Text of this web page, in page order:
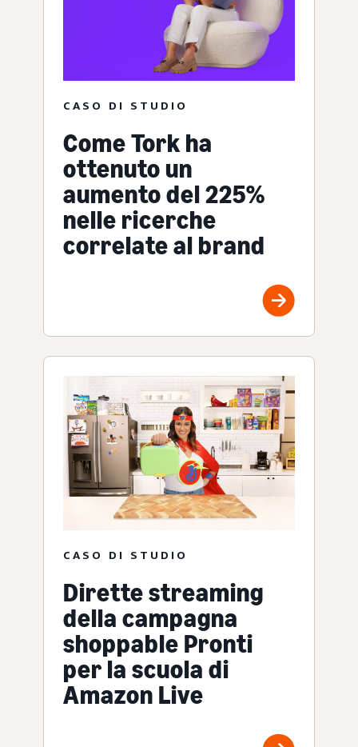
CASO DI STUDIO
Come Tork ha
ottenuto un
aumento del 225%
nelle ricerche
correlate al brand
CASO DI STUDIO
Dirette streaming
della campagna
shoppable Pronti
per la scuola di
Amazon Live